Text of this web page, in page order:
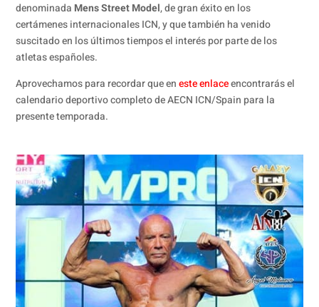
denominada Mens Street Model, de gran éxito en los
certámenes internacionales ICN, y que también ha venido
suscitado en los últimos tiempos el interés por parte de los
atletas españoles.
Aprovechamos para recordar que eneste enlaceencontrarás el
calendario deportivo completo de AECN ICN/Spain para la
presente temporada.